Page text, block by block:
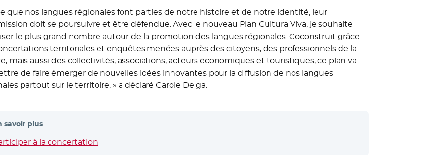
que nos langues régionales font parties de notre histoire et de notre identité, leur
doit se poursuivre et être défendue. Avec le nouveau Plan Cultura Viva, je souhaite
le plus grand nombre autour de la promotion des langues régionales. Coconstruit grâce
territoriales et enquêtes menées auprès des citoyens, des professionnels de la
mais aussi des collectivités, associations, acteurs économiques et touristiques, ce plan va
de faire émerger de nouvelles idées innovantes pour la diffusion de nos langues
partout sur le territoire. » a déclaré Carole Delga.
savoir plus
à la concertation